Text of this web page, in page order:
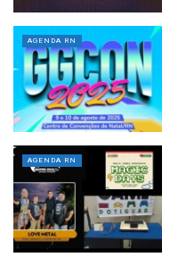
AGENDA RN
AGENDA RN